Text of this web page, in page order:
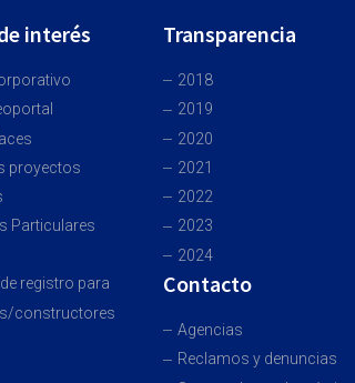
interés
proyectos
Particulares
registro para
constructores
Transparencia
2018
2019
2020
2021
2022
2023
2024
Contacto
Agencias
Reclamos y denuncias